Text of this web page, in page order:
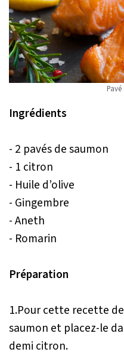
Ingrédients
- 2 pavés de saumon
- 1 citron
- Huile d’olive
- Gingembre
- Aneth
- Romarin
Préparation
1.Pour cette recette
saumon et placez-le
demi citron.